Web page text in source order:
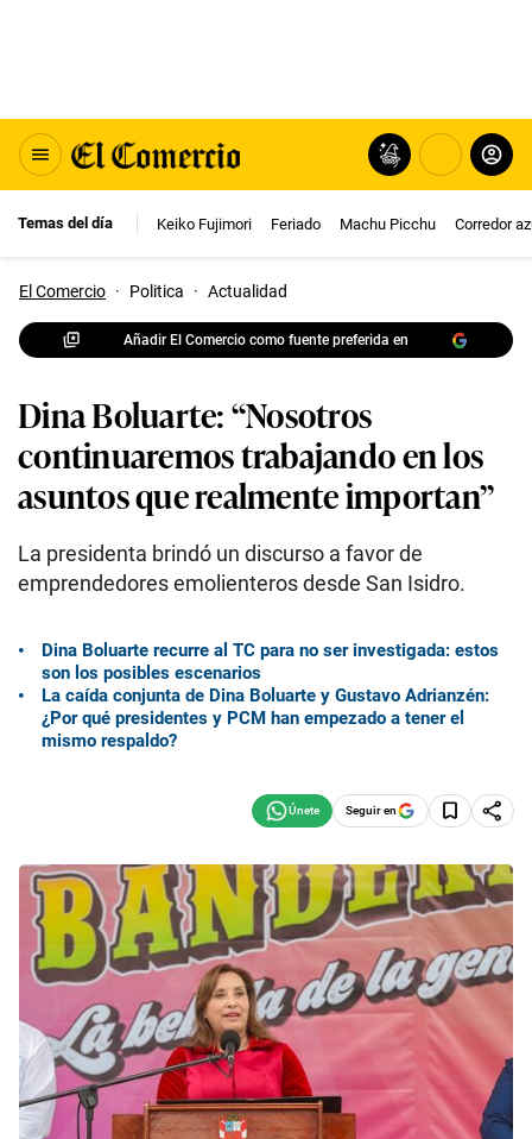
Temas del día Keiko Fujimori Feriado Machu Picchu Corredor
El Comercio · Politica · Actualidad
Añadir El Comercio como fuente preferida en
Dina Boluarte: “Nosotros
continuaremos trabajando en los
asuntos que realmente importan”
La presidenta brindó un discurso a favor de
emprendedores emolienteros desde San Isidro.
Dina Boluarte recurre al TC para no ser investigada: estos
son los posibles escenarios
La caída conjunta de Dina Boluarte y Gustavo Adrianzén:
¿Por qué presidentes y PCM han empezado a tener el
mismo respaldo?
Seguir en